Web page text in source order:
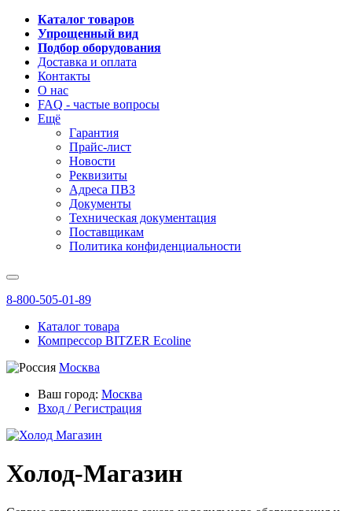
Каталог товаров
Упрощенный вид
Подбор оборудования
Доставка и оплата
Контакты
О нас
FAQ - частые вопросы
Ещё
Гарантия
Прайс-лист
Новости
Реквизиты
Адреса ПВЗ
Документы
Техническая документация
Поставщикам
Политика конфиденциальности
8-800-505-01-89
Каталог товара
Компрессор BITZER Ecoline
Москва
Ваш город: Москва
Вход / Регистрация
Холод-Магазин